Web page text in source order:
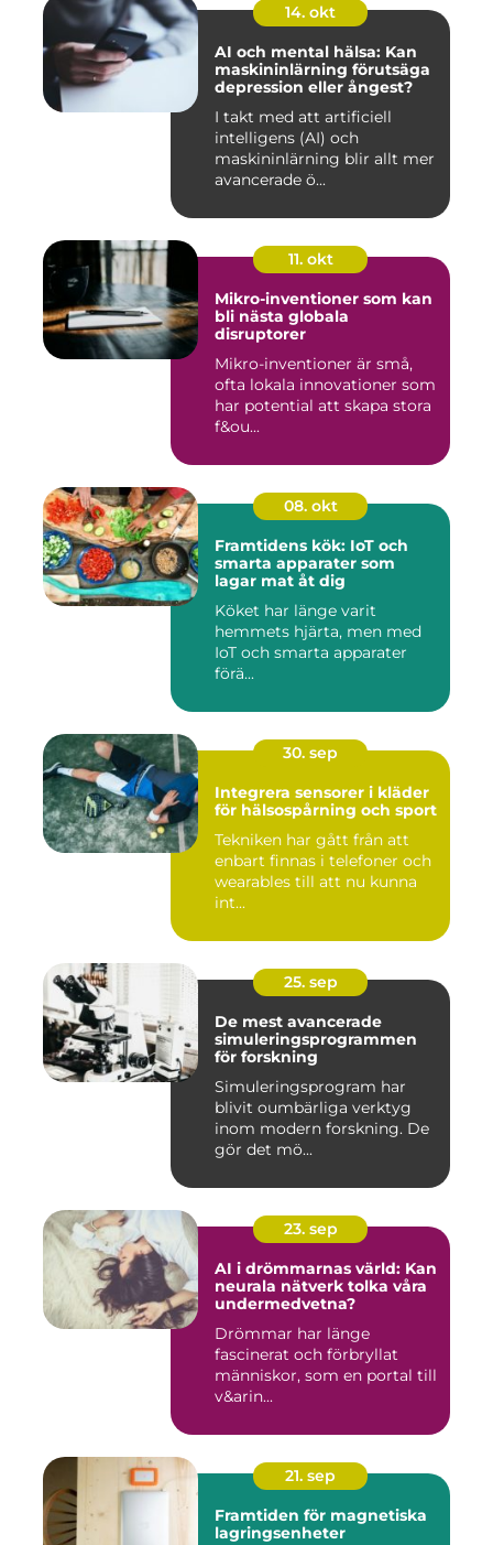
14. okt
AI och mental hälsa: Kan
maskininlärning förutsäga
depression eller ångest?
I takt med att artificiell
intelligens (AI) och
maskininlärning blir allt mer
avancerade ö...
11. okt
Mikro-inventioner som kan
bli nästa globala
disruptorer
Mikro-inventioner är små,
ofta lokala innovationer som
har potential att skapa stora
f&ou...
08. okt
Framtidens kök: IoT och
smarta apparater som
lagar mat åt dig
Köket har länge varit
hemmets hjärta, men med
IoT och smarta apparater
förä...
30. sep
Integrera sensorer i kläder
för hälsospårning och sport
Tekniken har gått från att
enbart finnas i telefoner och
wearables till att nu kunna
int...
25. sep
De mest avancerade
simuleringsprogrammen
för forskning
Simuleringsprogram har
blivit oumbärliga verktyg
inom modern forskning. De
gör det mö...
23. sep
AI i drömmarnas värld: Kan
neurala nätverk tolka våra
undermedvetna?
Drömmar har länge
fascinerat och förbryllat
människor, som en portal till
v&arin...
21. sep
Framtiden för magnetiska
lagringsenheter